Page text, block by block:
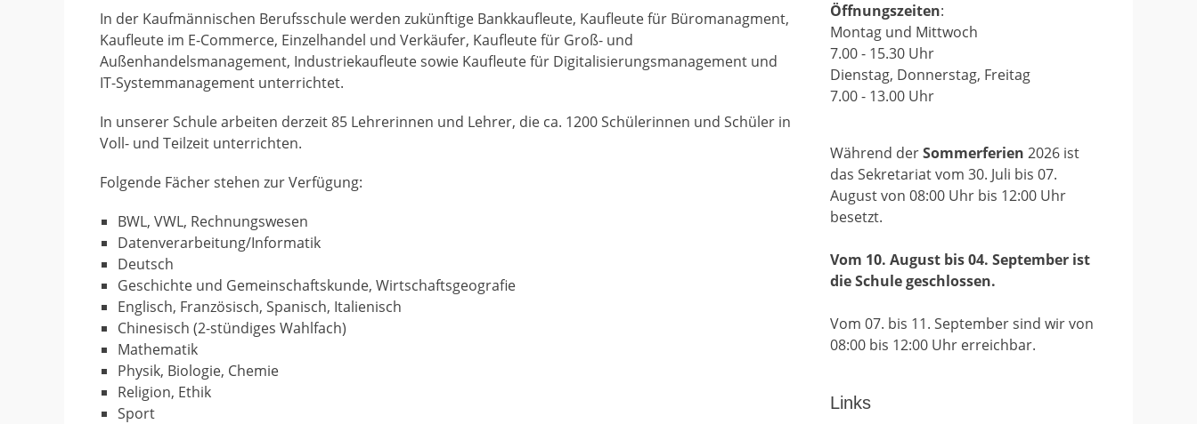
In der Kaufmännischen Berufsschule werden zukünftige Bankkaufleute, Kaufleute für Büromanagment,
Kaufleute im E-Commerce, Einzelhandel und Verkäufer, Kaufleute für Groß- und
Außenhandelsmanagement, Industriekaufleute sowie Kaufleute für Digitalisierungsmanagement und
IT-Systemmanagement unterrichtet.
In unserer Schule arbeiten derzeit 85 Lehrerinnen und Lehrer, die ca. 1200 Schülerinnen und Schüler in
Voll- und Teilzeit unterrichten.
Folgende Fächer stehen zur Verfügung:
BWL, VWL, Rechnungswesen
Datenverarbeitung/Informatik
Deutsch
Geschichte und Gemeinschaftskunde, Wirtschaftsgeografie
Englisch, Französisch, Spanisch, Italienisch
Chinesisch (2-stündiges Wahlfach)
Mathematik
Physik, Biologie, Chemie
Religion, Ethik
Sport
Öffnungszeiten:
Montag und Mittwoch
7.00 - 15.30 Uhr
Dienstag, Donnerstag, Freitag
7.00 - 13.00 Uhr
Während derSommerferien 2026 ist
das Sekretariat vom 30. Juli bis 07.
August von 08:00 Uhr bis 12:00 Uhr
besetzt.
Vom 10. August bis 04. September ist
die Schule geschlossen.
Vom 07. bis 11. September sind wir von
08:00 bis 12:00 Uhr erreichbar.
Links